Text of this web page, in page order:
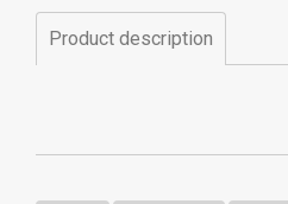
Product description